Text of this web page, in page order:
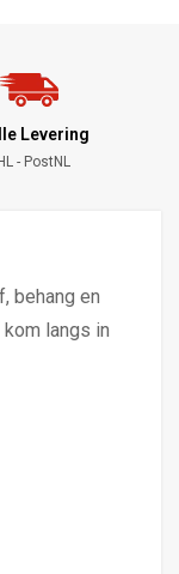
Levering
- PostNL
behang en
langs in